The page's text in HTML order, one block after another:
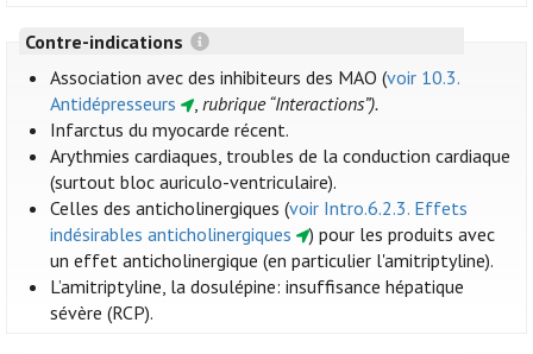
Contre-indications
Association avec des inhibiteurs des MAO (voir 10.3.
Antidépresseurs
, rubrique “Interactions”).
Infarctus du myocarde récent.
Arythmies cardiaques, troubles de la conduction cardiaque
(surtout bloc auriculo-ventriculaire).
Celles des anticholinergiques (voir Intro.6.2.3. Effets
indésirables anticholinergiques
) pour les produits avec
un effet anticholinergique (en particulier l'amitriptyline).
L’amitriptyline, la dosulépine: insuffisance hépatique
sévère (RCP).